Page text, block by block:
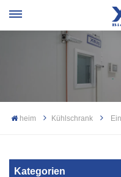
heim Kühlschrank
Kategorien